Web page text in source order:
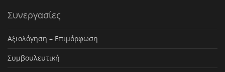
Συνεργασίες
Αξιολόγηση – Επιμόρφωση
Συμβουλευτική